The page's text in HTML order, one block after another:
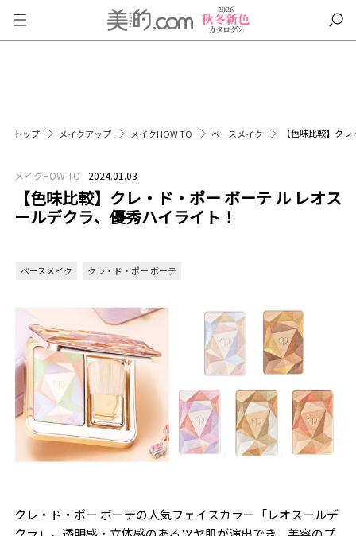
トップ メイクアップ メイクHOW TO ベースメイク 【色味比較】ク
メイクHOW TO 2024.01.03
【色味比較】クレ・ド・ポー ボーテ ル レオス
ールデクラ、優秀ハイライト！
ベースメイク クレ・ド・ポー ボーテ
クレ・ド・ポー ボーテの人気フェイスカラー「レオスールデ